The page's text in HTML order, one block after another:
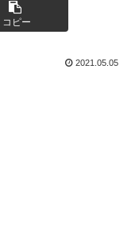
コピー
2021.05.05